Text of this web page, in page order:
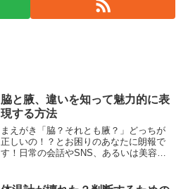
脇と腋、違いを知って魅力的に表
現する方法
まえがき「脇？それとも腋？」どっちが
正しいの！？とお困りのあなたに朗報で
す！日常の会話やSNS、あるいは美容や
では、その違いをユーモラスに、でもち